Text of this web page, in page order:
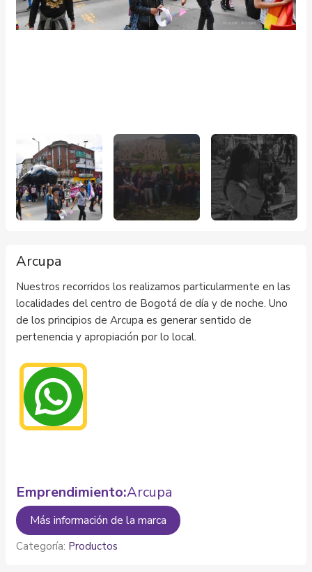
Arcupa
Nuestros recorridos los realizamos particularmente en las
localidades del centro de Bogotá de día y de noche. Uno
de los principios de Arcupa es generar sentido de
pertenencia y apropiación por lo local.
Emprendimiento:Arcupa
Más información de la marca
Categoría: Productos